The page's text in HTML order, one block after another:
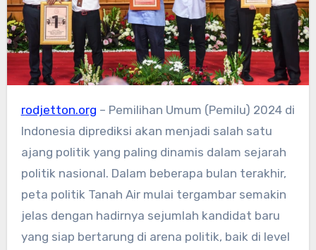
rodjetton.org – Pemilihan Umum (Pemilu) 2024 di
Indonesia diprediksi akan menjadi salah satu
ajang politik yang paling dinamis dalam sejarah
politik nasional. Dalam beberapa bulan terakhir,
peta politik Tanah Air mulai tergambar semakin
jelas dengan hadirnya sejumlah kandidat baru
yang siap bertarung di arena politik, baik di level